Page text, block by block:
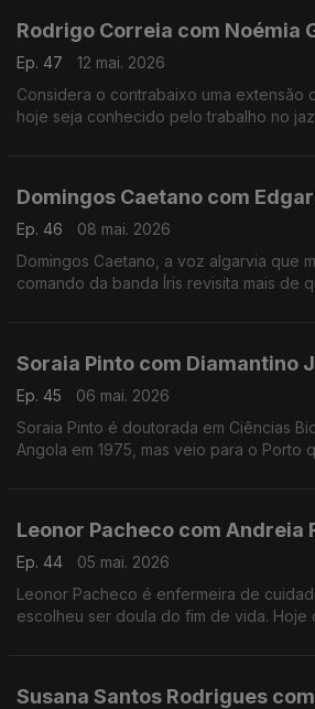
Rodrigo Correia com Noémia
Ep. 47
12 mai. 2026
Considera o contrabaixo uma extensão
hoje seja conhecido pelo trabalho no jazz e com nomes como
Domingos Caetano com
Ep. 46
08 mai. 2026
Domingos Caetano, a voz algarvia que
comando da banda Íris revisita mais de
Soraia Pinto com Diamantino
Ep. 45
06 mai. 2026
Soraia Pinto é doutorada em Ciências
Angola em 1975, mas veio para o Porto
Leonor Pacheco com Andreia
Ep. 44
05 mai. 2026
Leonor Pacheco é enfermeira de
escolheu ser doula do fim de vida. Hoje
Susana Santos Rodrigues